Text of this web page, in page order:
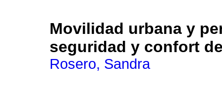
Movilidad urbana y
seguridad y confort
Rosero, Sandra